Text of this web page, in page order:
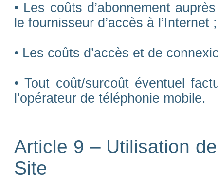
• Les coûts d’abonnement
le fournisseur d’accès à l’Internet ;
• Les coûts d’accès et de
• Tout coût/surcoût éventuel
l’opérateur de téléphonie mobile.
Article 9 – Utilisation
Site